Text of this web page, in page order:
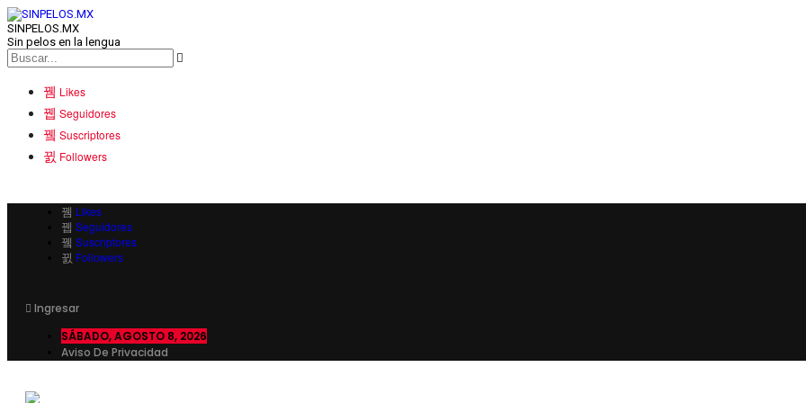
SINPELOS.MX
Sin pelos en la lengua
Likes
Seguidores
Suscriptores
Followers
Likes
Seguidores
Suscriptores
Followers
Ingresar
SÁBADO, AGOSTO 8, 2026
Aviso De Privacidad